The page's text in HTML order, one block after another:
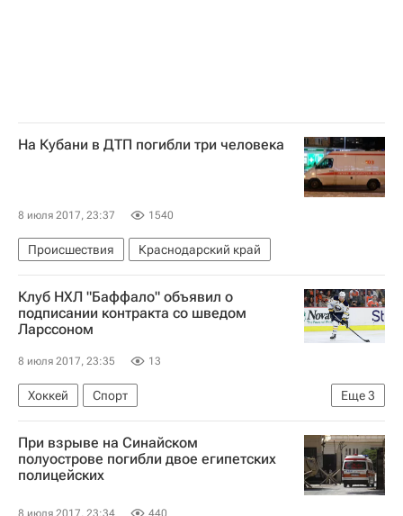
На Кубани в ДТП погибли три человека
8 июля 2017, 23:37 1540
Происшествия Краснодарский край
Клуб НХЛ "Баффало" объявил о
подписании контракта со шведом
Ларссоном
8 июля 2017, 23:35 13
Еще3
Хоккей
Спорт
Национальная хоккейная лига (НХЛ)
Баффало Сейбрз
Юхан Ларссон
При взрыве на Синайском
полуострове погибли двое египетских
полицейских